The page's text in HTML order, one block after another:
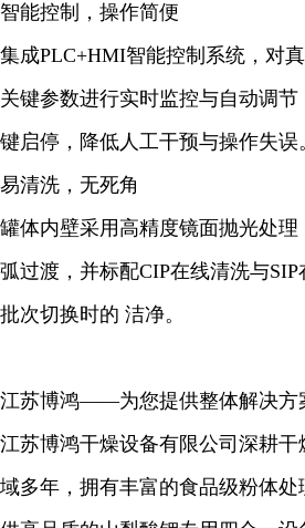
智能控制，操作简便
集成PLC+HMI智能控制系统，对
关键参数进行实时监控与自动调
键启停，降低人工干预与操作失误
易清洗，无死角
罐体内壁采用高精度镜面抛光处理
弧过渡，并标配CIP在线清洗与
批次切换时的 洁净。
江苏博鸿——为您提供整体解决方
江苏博鸿干燥设备有限公司深耕
域多年，拥有丰富的食品级粉体